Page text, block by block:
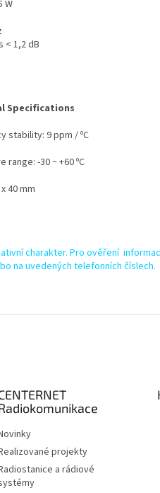
W
< 1,2 dB
Specifications
stability: 9 ppm / ºC
-30 ~ +60 ºC
40 mm
charakter. Pro ověření
na uvedených telefonních číslech.
projekty
a rádiové